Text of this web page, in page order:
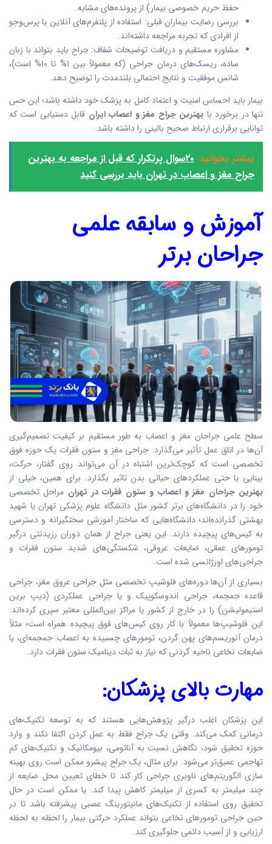
حفظ حریم خصوصی بیمار) از پرونده‌های مشابه.
بررسی رضایت بیماران قبلی: استفاده از پلتفرم‌های آنلاین یا پرس‌وجو
از افرادی که تجربه مراجعه داشته‌اند.
مشاوره مستقیم و دریافت توضیحات شفاف: جراح باید بتواند با زبان
ساده، ریسک‌های درمان جراحی (که معمولاً بین 1% تا 10% است)،
شانس موفقیت و نتایج احتمالی بلندمدت را توضیح دهد.
بیمار باید احساس امنیت و اعتماد کامل به پزشک خود داشته باشد؛ این حس
تنها در برخورد با بهترین جراح مغز و اعصاب ایران قابل دستیابی است که
توانایی برقراری ارتباط صحیح بالینی را داشته باشد.
بیشتر بخوانید
۲۰سوال پرتکرار که قبل از مراجعه به بهترین
جراح مغز و اعصاب در تهران باید بررسی کنید
آموزش و سابقه علمی
جراحان برتر
سطح علمی جراحان مغز و اعصاب به طور مستقیم بر کیفیت تصمیم‌گیری
آن‌ها در اتاق عمل تأثیر می‌گذارد. جراحی مغز و ستون فقرات یک حوزه فوق
تخصصی است که کوچک‌ترین اشتباه در آن می‌تواند روی گفتار، حرکت،
بینایی یا حتی عملکردهای حیاتی بدن تاثیر بگذارد. برای همین، خیلی از
بهترین جراحان مغز و اعصاب و ستون فقرات در تهران مراحل تخصصی
خود را در دانشگاه‌های برتر کشور مثل دانشگاه علوم پزشکی تهران یا شهید
بهشتی گذرانده‌اند؛ دانشگاه‌هایی که ساختار آموزشی سختگیرانه و دسترسی
به کیس‌های پیچیده دارند. این یعنی جراح از همان دوران رزیدنتی درگیر
تومورهای عمقی، ضایعات عروقی، شکستگی‌های شدید ستون فقرات و
جراحی‌های اورژانسی شده است.
بسیاری از آن‌ها دوره‌های فلوشیپ تخصصی مثل جراحی عروق مغز، جراحی
قاعده جمجمه، جراحی اندوسکوپیک و یا جراحی عملکردی (دیپ برین
استیمولیشن) را در خارج از کشور یا مراکز بین‌المللی معتبر سپری کرده‌اند.
این فلوشیپ‌ها معمولاً با کار روی کیس‌های فوق پیچیده همراه است؛ مثلاً
درمان آنوریسم‌های پهن گردن، تومورهای چسبیده به اعصاب جمجمه‌ای، یا
ضایعات نخاعی ناحیه گردنی که نیاز به ثبات دینامیک ستون فقرات دارد.
مهارت بالای پزشکان:
این پزشکان اغلب درگیر پژوهش‌هایی هستند که به توسعه تکنیک‌های
درمانی کمک می‌کند. وقتی یک جراح فقط به عمل کردن اکتفا نکند و وارد
حوزه تحقیق شود، نگاهش نسبت به آناتومی، بیومکانیک و تکنیک‌های کم
تهاجمی عمیق‌تر می‌شود. برای مثال، یک جراح پیشرو ممکن است روی بهینه
سازی الگوریتم‌های ناوبری جراحی کار کند تا خطای تعیین محل ضایعه از
چند میلیمتر به کسری از میلیمتر کاهش پیدا کند. یا ممکن است در حال
تحقیق روی استفاده از تکنیک‌های مانیتورینگ عصبی پیشرفته باشد تا در
حین جراحی تومورهای نخاعی بتواند عملکرد حرکتی بیمار را لحظه به لحظه
ارزیابی و از آسیب دائمی جلوگیری کند.